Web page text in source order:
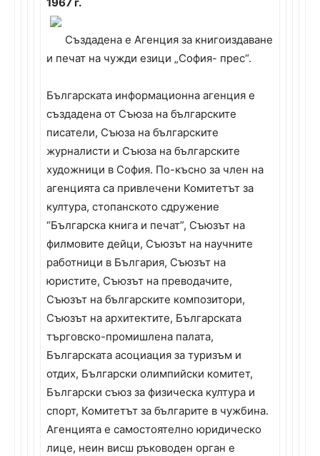
1967 г.
Създадена е Агенция за книгоиздаване
и печат на чужди езици „София- прес“.
Българската информационна агенция е
създадена от Съюза на българските
писатели, Съюза на българските
журналисти и Съюза на българските
художници в София. По-късно за член на
агенцията са привлечени Комитетът за
култура, стопанското сдружение
“Българска книга и печат”, Съюзът на
филмовите дейци, Съюзът на научните
работници в България, Съюзът на
юристите, Съюзът на преводачите,
Съюзът на българските композитори,
Съюзът на архитектите, Българската
търговско-промишлена палата,
Българската асоциация за туризъм и
отдих, Български олимпийски комитет,
Български съюз за физическа култура и
спорт, Комитетът за българите в чужбина.
Агенцията е самостоятелно юридическо
лице, неин висш ръководен орган е